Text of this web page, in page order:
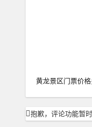
黄龙景区门票价
抱歉，评论功能暂